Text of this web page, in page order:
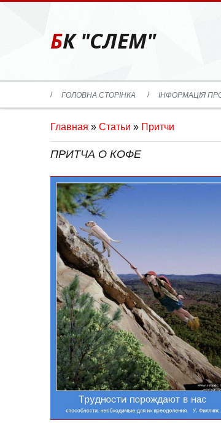
БК "СЛЕМ"
ГОЛОВНА СТОРІНКА ІНФОРМАЦІЯ
Главная » Статьи » Притчи
ПРИТЧА О КОФЕ